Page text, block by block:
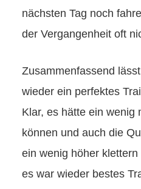
nächsten Tag noch
der Vergangenheit oft
Zusammenfassend
wieder ein perfektes
Klar, es hätte ein wenig
können und auch die
ein wenig höher
es war wieder bestes